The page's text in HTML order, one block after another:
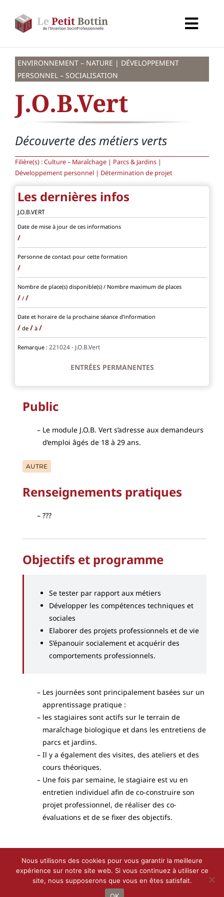
contenu
Organismes
Partenaires
À propos de CALIF
ENVIRONNEMENT – NATURE | DÉVELOPPEMENT
PERSONNEL – SOCIALISATION
J.O.B.Vert
Découverte des métiers verts
Filière(s) : Culture – Maraîchage | Parcs & Jardins |
Développement personnel | Détermination de projet
Les dernières infos
J.O.B.VERT
Date de mise à jour de ces informations
/
Personne de contact pour cette formation
/
Nombre de place(s) disponible(s) / Nombre maximum de places
/ / /
Date et horaire de la prochaine séance d’information
/ de / à /
Remarque : 221024 - J.O.B.Vert
ENTRÉES PERMANENTES
Public
Le module J.O.B. Vert s’adresse aux demandeurs
d’emploi âgés de 18 à 29 ans.
AUTRE
Renseignements pratiques
???
Objectifs et programme
Se tester par rapport aux métiers
Développer les compétences techniques et
sociales
Elaborer des projets professionnels et de vie
S’épanouir socialement et acquérir des
comportements professionnels.
Les journées sont principalement basées sur un
apprentissage pratique :
les stagiaires sont actifs sur le terrain de
maraîchage biologique et dans les entretiens de
parcs et jardins.
Il y a également des visites, des ateliers et des
cours théoriques.
Une fois par semaine, le stagiaire est vu en
entretien individuel afin de co-construire son
projet professionnel, de réaliser des co-
évaluations et de se fixer des objectifs.
Droit d’auteur 2021 - 2022 |Le Petit BottindeCALIF| Tous droits
Nous utilisons des cookies pour vous garantir la meilleure
expérience sur notre site web. Si vous continuez à utiliser ce
site, nous supposerons que vous en êtes satisfait.